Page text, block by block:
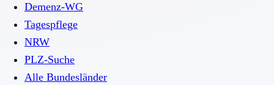
Demenz-WG
Tagespflege
NRW
PLZ-Suche
Alle Bundesländer